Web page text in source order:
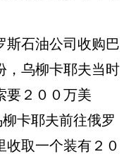
石油公司收购巴
，乌柳卡耶夫当时
要２００万美
卡耶夫前往俄罗
取一个装有２０